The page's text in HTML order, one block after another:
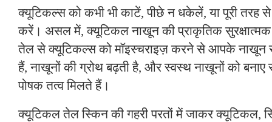
क्यूटिकल्स को कभी भी काटें, पीछे न धकेलें, या पूरी तरह
करें। असल में, क्यूटिकल नाखून की प्राकृतिक सुरक्षात्मक
तेल से क्यूटिकल्स को मॉइस्चराइज़ करने से आपके नाखून
हैं, नाखूनों की ग्रोथ बढ़ती है, और स्वस्थ नाखूनों को
पोषक तत्व मिलते हैं।
क्यूटिकल तेल स्किन की गहरी परतों में जाकर क्यूटिकल,